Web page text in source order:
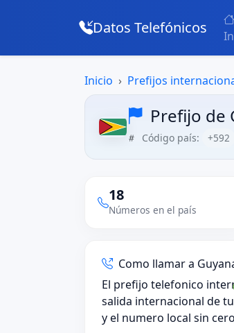
Datos Telefónicos
Inicio Prefijos
Prefijo de
Código país: +592
18
Números en el país
Como llamar a
El prefijo telefonico
salida internacional de
y el numero local sin